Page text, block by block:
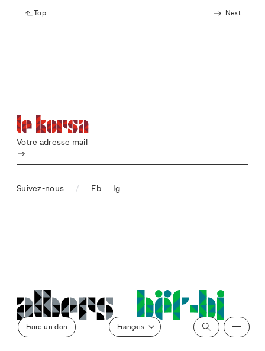
Faire un don Select a locale Search Menu
Top Next
Votre adresse mail
Submit
Suivez-nous / Fb Ig